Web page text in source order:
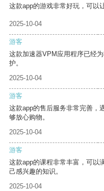
这款app的游戏非常好玩，可以
2025-10-04
游客
这款加速器VPM应用程序已经
护。
2025-10-04
游客
这款app的售后服务非常完善，
够放心购物。
2025-10-04
游客
这款app的课程非常丰富，可以
己感兴趣的知识。
2025-10-04